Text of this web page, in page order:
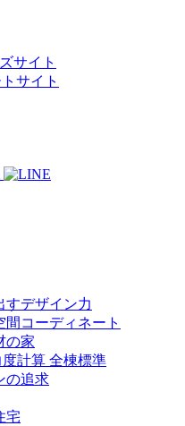
サイト
サイト
すデザイン力
コーディネート
の家
計算 全棟標準
の追求
宅